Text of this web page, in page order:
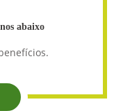
abaixo